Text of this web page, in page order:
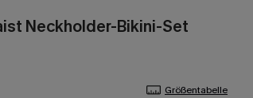
Neckholder-Bikini-Set
Größentabelle